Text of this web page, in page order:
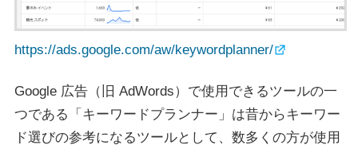
https://ads.google.com/aw/keywordplanner/
Google 広告（旧 AdWords）で使用できるツールの一
つである「キーワードプランナー」は昔からキーワー
ド選びの参考になるツールとして、数多くの方が使用